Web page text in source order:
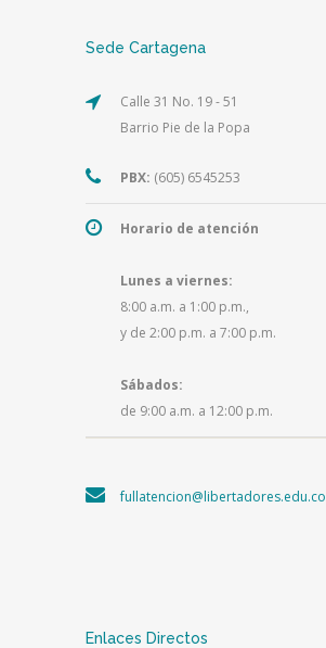
Sede Cartagena
Calle 31 No. 19 - 51
Barrio Pie de la Popa
PBX: (605) 6545253
Horario de atención
Lunes a viernes:
8:00 a.m. a 1:00 p.m.,
y de 2:00 p.m. a 7:00 p.m.
Sábados:
de 9:00 a.m. a 12:00 p.m.
fullatencion@libertadores.edu.co
Enlaces Directos